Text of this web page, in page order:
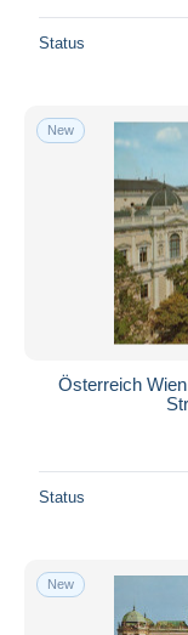
Status
New
Österreich
Status
New